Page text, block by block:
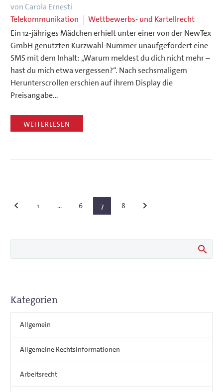
von Carola Ernesti
Telekommunikation
Wettbewerbs- und Kartellrecht
Ein 12-jähriges Mädchen erhielt unter einer von der NewTex
GmbH genutzten Kurzwahl-Nummer unaufgefordert eine
SMS mit dem Inhalt: „Warum meldest du dich nicht mehr –
hast du mich etwa vergessen?“. Nach sechsmaligem
Herunterscrollen erschien auf ihrem Display die
Preisangabe…
WEITERLESEN
1 … 6 7 8
Kategorien
Allgemein
Allgemeine Rechtsinformationen
Arbeitsrecht